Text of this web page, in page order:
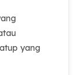
yang